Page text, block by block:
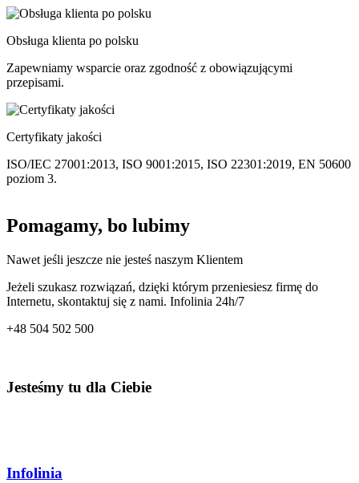
Obsługa klienta po polsku
Zapewniamy wsparcie oraz zgodność z obowiązującymi
przepisami.
Certyfikaty jakości
ISO/IEC 27001:2013, ISO 9001:2015, ISO 22301:2019, EN 50600
poziom 3.
Pomagamy, bo lubimy
Nawet jeśli jeszcze nie jesteś naszym Klientem
Jeżeli szukasz rozwiązań, dzięki którym przeniesiesz firmę do
Internetu, skontaktuj się z nami. Infolinia 24h/7
+48 504 502 500
Jesteśmy tu dla Ciebie
Infolinia